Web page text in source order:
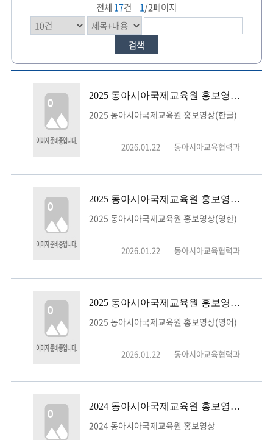
전체 17건 1/2페이지
검색
2025 동아시아국제교육원 홍보영상(한글)
2025 동아시아국제교육원 홍보영상(한글)
2026.01.22 동아시아교육협력과
2025 동아시아국제교육원 홍보영상(영한)
2025 동아시아국제교육원 홍보영상(영한)
2026.01.22 동아시아교육협력과
2025 동아시아국제교육원 홍보영상(영어)
2025 동아시아국제교육원 홍보영상(영어)
2026.01.22 동아시아교육협력과
2024 동아시아국제교육원 홍보영상
2024 동아시아국제교육원 홍보영상